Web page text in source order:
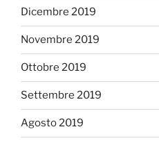
Dicembre 2019
Novembre 2019
Ottobre 2019
Settembre 2019
Agosto 2019